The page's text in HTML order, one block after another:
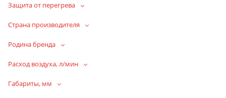
Защита от перегрева
Страна производителя
Родина бренда
Расход воздуха, л/мин
Габариты, мм